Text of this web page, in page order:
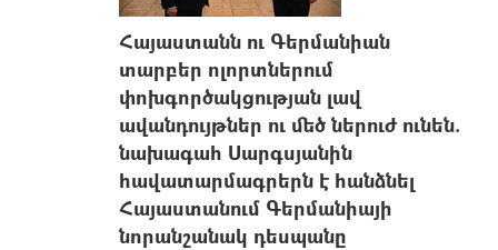
Հայաստանն ու Գերմանիան
տարբեր ոլորտներում
փոխգործակցության լավ
ավանդույթներ ու մեծ ներուժ ունեն.
նախագահ Սարգսյանին
հավատարմագրերն է հանձնել
Հայաստանում Գերմանիայի
նորանշանակ դեսպանը